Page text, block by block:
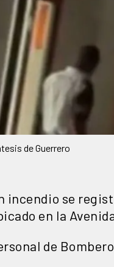
de Guerrero
incendio se
en la
de